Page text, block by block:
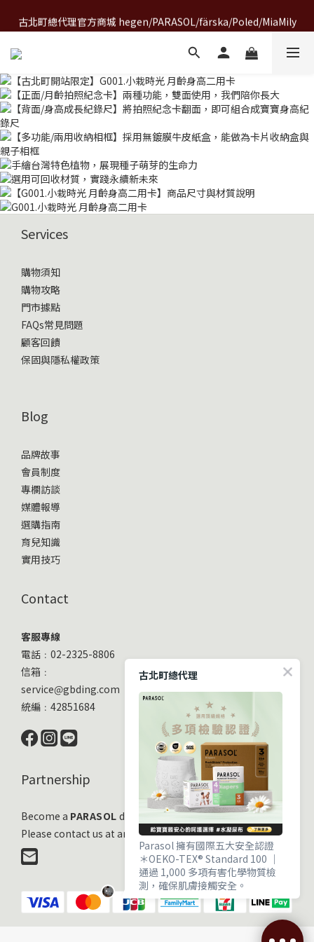
A World of Wonder 奇想世界特展｜套票熱賣中
古北町總代理官方商城 hegen/PARASOL/färska/Poled/MiaMily
A World of Wonder 奇想世界特展｜套票熱賣中
Services
購物須知
購物攻略
門市據點
FAQs常見問題
顧客回饋
保固與隱私權政策
Blog
品牌故事
會員制度
專欄訪談
媒體報導
選購指南
育兒知識
實用技巧
Contact
客服專線
電話﹕02-2325-8806
信箱﹕
service@gbding.com
統編﹕42851684
Partnership
Become a PARASOL distribution partner
Please contact us at any time!
古北町總代理
Parasol 擁有國際五大安全認證
＊OEKO-TEX® Standard 100 ｜
通過 1,000 多項有害化學物質檢
測，確保肌膚接觸安全。
＊EWG VERIFIED® ｜ 毒理與流行
病學專家嚴審，成分透明且健康。